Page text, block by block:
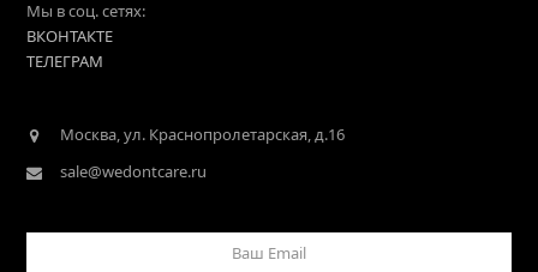
Мы в соц. сетях:
ВКОНТАКТЕ
ТЕЛЕГРАМ
Москва, ул. Краснопролетарская, д.16
sale@wedontcare.ru